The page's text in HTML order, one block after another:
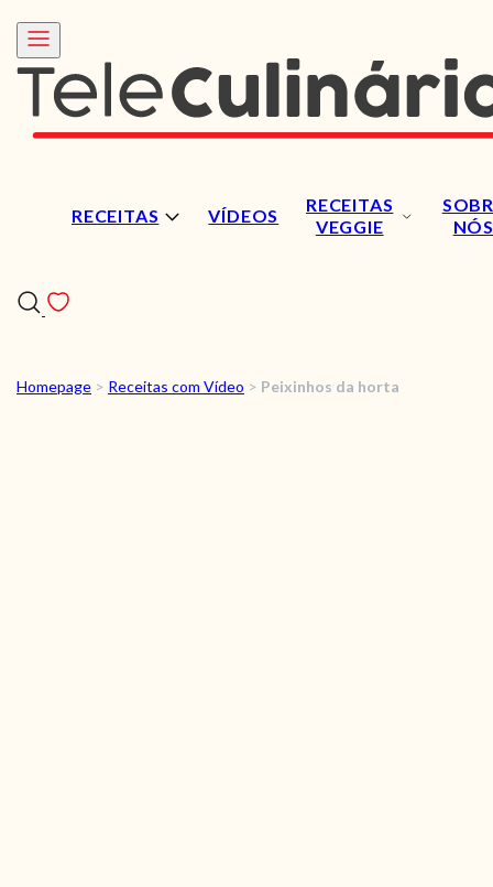
RECEITAS VÍDEOS
RECEITAS
VEGGIE
NÓS
RECEITAS
Homepage > Receitas com Vídeo > Peixinhos da horta